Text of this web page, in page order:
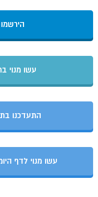
עשו מנוי
התעדכנו
עשו מנוי לדף